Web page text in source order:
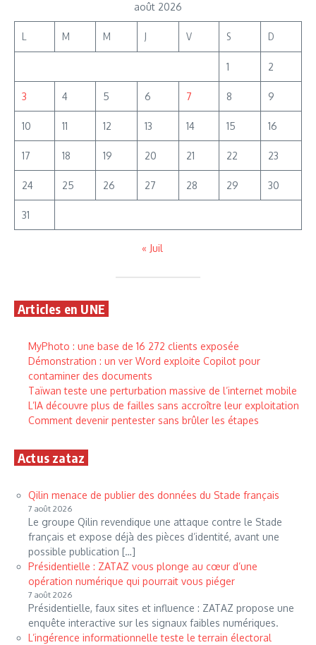
août 2026
L M M J V S D
1 2
3 4 5 6 7 8 9
10 11 12 13 14 15 16
17 18 19 20 21 22 23
24 25 26 27 28 29 30
31
« Juil
Articles en UNE
MyPhoto : une base de 16 272 clients exposée
Démonstration : un ver Word exploite Copilot pour
contaminer des documents
Taïwan teste une perturbation massive de l’internet mobile
L’IA découvre plus de failles sans accroître leur exploitation
Comment devenir pentester sans brûler les étapes
Actus zataz
Qilin menace de publier des données du Stade français
7 août 2026
Le groupe Qilin revendique une attaque contre le Stade
français et expose déjà des pièces d’identité, avant une
possible publication […]
Présidentielle : ZATAZ vous plonge au cœur d’une
opération numérique qui pourrait vous piéger
7 août 2026
Présidentielle, faux sites et influence : ZATAZ propose une
enquête interactive sur les signaux faibles numériques.
L’ingérence informationnelle teste le terrain électoral